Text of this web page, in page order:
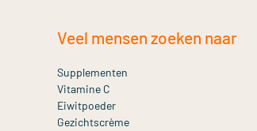
Veel mensen zoeken naar
Supplementen
Vitamine C
Eiwitpoeder
Gezichtscrème